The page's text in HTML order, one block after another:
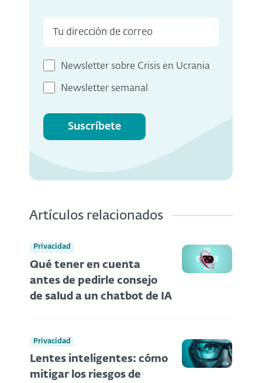
Newsletter sobre Crisis en Ucrania
Newsletter semanal
Suscríbete
Artículos relacionados
Privacidad
Qué tener en cuenta
antes de pedirle consejo
de salud a un chatbot de IA
Privacidad
Lentes inteligentes: cómo
mitigar los riesgos de